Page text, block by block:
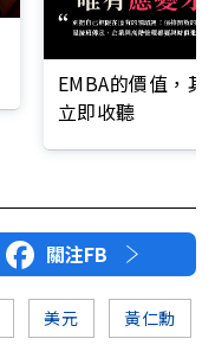
EMBA的價值，
立即收聽
關注FB
美元 黃仁勳